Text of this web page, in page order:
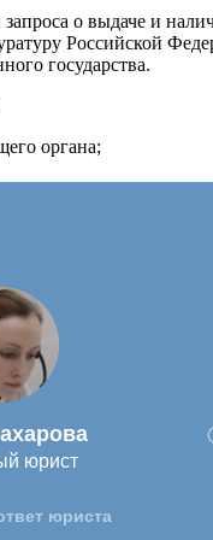
о выдаче и
Российской
государства.
органа;